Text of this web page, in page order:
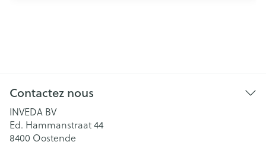
Contactez nous
INVEDA BV
Ed. Hammanstraat 44
8400 Oostende